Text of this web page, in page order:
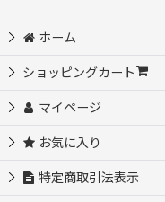
ホーム
ショッピングカート
マイページ
お気に入り
特定商取引法表示